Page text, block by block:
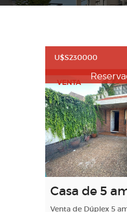
U$S230000
VENTA
Casa de 5
Venta de Dúplex 5